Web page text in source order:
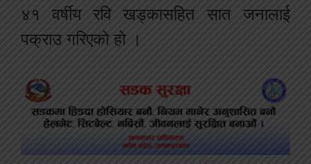
४१ वर्षीय रवि खड्कासहित सात जनालाई
पक्राउ गरिएको हो ।